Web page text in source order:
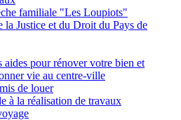
familiale "Les Loupiots"
la Justice et du Droit du Pays de
aides pour rénover votre bien et
vie au centre-ville
de louer
à la réalisation de travaux